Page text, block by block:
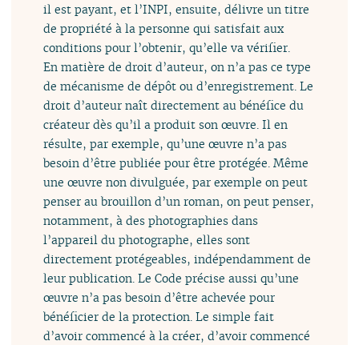
il est payant, et l’INPI, ensuite, délivre un titre
de propriété à la personne qui satisfait aux
conditions pour l’obtenir, qu’elle va vérifier.
En matière de droit d’auteur, on n’a pas ce type
de mécanisme de dépôt ou d’enregistrement. Le
droit d’auteur naît directement au bénéfice du
créateur dès qu’il a produit son œuvre. Il en
résulte, par exemple, qu’une œuvre n’a pas
besoin d’être publiée pour être protégée. Même
une œuvre non divulguée, par exemple on peut
penser au brouillon d’un roman, on peut penser,
notamment, à des photographies dans
l’appareil du photographe, elles sont
directement protégeables, indépendamment de
leur publication. Le Code précise aussi qu’une
œuvre n’a pas besoin d’être achevée pour
bénéficier de la protection. Le simple fait
d’avoir commencé à la créer, d’avoir commencé